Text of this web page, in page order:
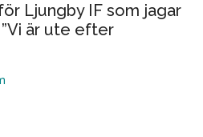
Ljungby IF som jagar
är ute efter